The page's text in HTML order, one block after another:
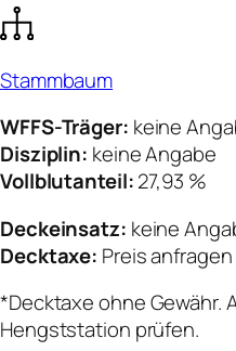
Stammbaum
WFFS-Träger: keine
Disziplin: keine Angabe
Vollblutanteil:27,93 %
Deckeinsatz: keine
Decktaxe: Preis anfragen
*Decktaxe ohne Gewähr.
Hengststation prüfen.